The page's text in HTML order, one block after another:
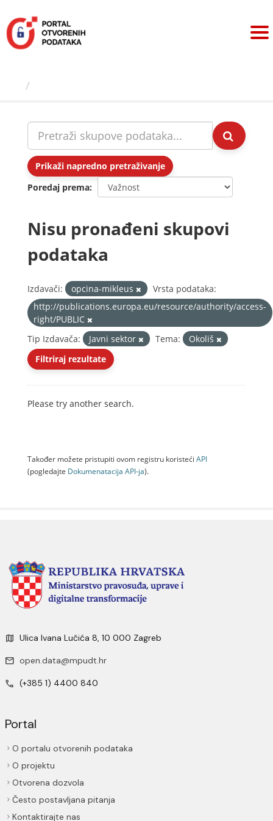
sadržaj
Prikaži napredno pretraživanje
Poredaj prema
Nisu pronađeni skupovi
podataka
Izdavači: opcina-mikleus
Vrsta podataka:
http://publications.europa.eu/resource/authority/access-
right/PUBLIC
Tip Izdavača:
Javni sektor Tema:
Okoliš
Filtriraj rezultate
Please try another search.
Također možete pristupiti ovom registru koristeći API
(pogledajte Dokumenаtаcijа API-jа).